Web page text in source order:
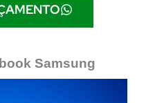
Samsung